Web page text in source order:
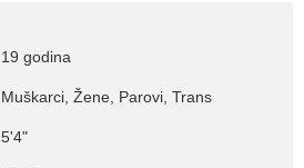
19 godina
Muškarci, Žene, Parovi, Trans
5'4"